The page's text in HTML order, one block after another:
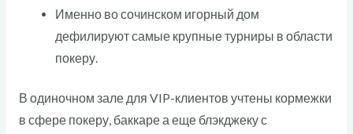
Именно во сочинском игорный дом
дефилируют самые крупные турниры в области
покеру.
В одиночном зале для VIP-клиентов учтены кормежки
в сфере покеру, баккаре а еще блэкджеку с